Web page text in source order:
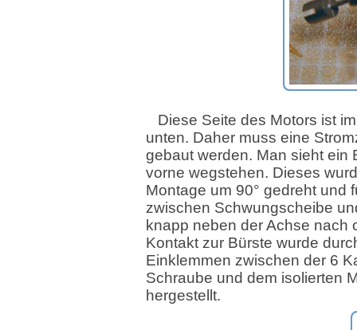
Diese Seite des Motors ist
unten. Daher muss eine
gebaut werden. Man sieht ein
vorne wegstehen. Dieses
Montage um 90° gedreht und
zwischen Schwungscheibe
knapp neben der Achse nach
Kontakt zur Bürste wurde
Einklemmen zwischen der 6
Schraube und dem isolierten
hergestellt.